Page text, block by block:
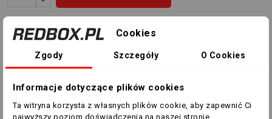
Skakanka basic RBSPORT
Cookies
Zgody Szczegóły O Cookies
Informacje dotyczące plików cookies
Ta witryna korzysta z własnych plików cookie, aby zapewnić Ci
najwyższy poziom doświadczenia na naszej stronie .